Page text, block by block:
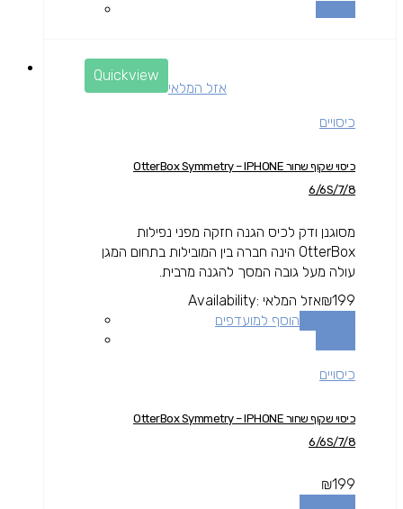
Quickview
אזל המלאי
כיסויים
כיסוי שקוף שחור OtterBox Symmetry – IPHONE
6/6S/7/8
מסוגנן ודק לכיס הגנה חזקה מפני נפילות
OtterBox הינה חברה בין המובילות בתחום המגן
עולה מעל גובה המסך להגנה מרבית.
₪199
Availability: אזל המלאי
הוסף למועדפים
כיסויים
כיסוי שקוף שחור OtterBox Symmetry – IPHONE
6/6S/7/8
₪199